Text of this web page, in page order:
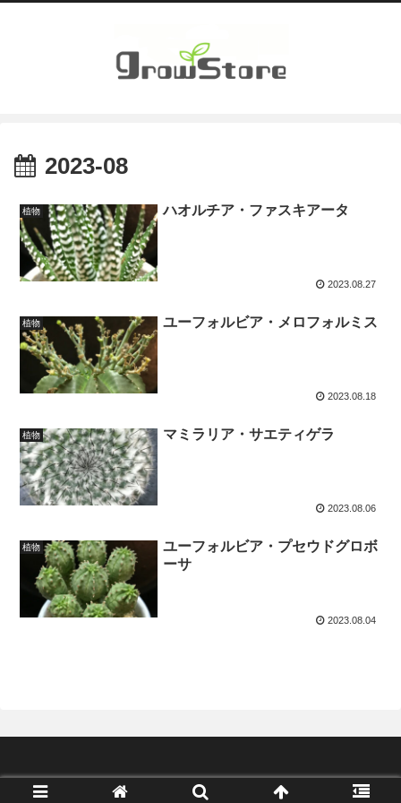
2023-08
植物 ハオルチア・ファスキアータ
2023.08.27
植物 ユーフォルビア・メロフォルミス
2023.08.18
植物 マミラリア・サエティゲラ
2023.08.06
植物
ユーフォルビア・プセウドグロボ
ーサ
2023.08.04
© 2022 growstorejp.com.